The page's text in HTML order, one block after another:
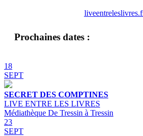
Prochaines dates :
18
SEPT
SECRET DES COMPTINES
LIVE ENTRE LES LIVRES
Médiathèque De Tressin à Tressin
23
SEPT